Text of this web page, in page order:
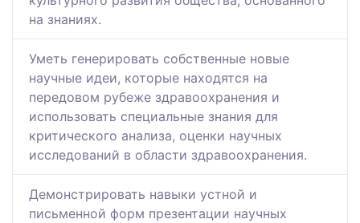
на знаниях.
Уметь генерировать собственные новые
научные идеи, которые находятся на
передовом рубеже здравоохранения и
использовать специальные знания для
критического анализа, оценки научных
исследований в области здравоохранения.
Демонстрировать навыки устной и
письменной форм презентации научных